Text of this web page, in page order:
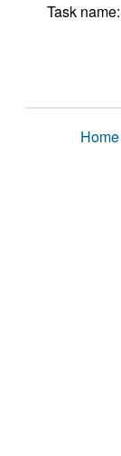
Task name:
Home